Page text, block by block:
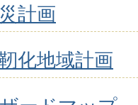
計画
化地域計画